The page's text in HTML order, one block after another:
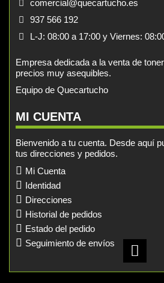
comercial@quecartucho.es
937 566 192
L-J: 08:00 a 17:00 y Viernes:
Empresa dedicada a la venta de
precios muy asequibles.
Equipo de Quecartucho
MI CUENTA
Bienvenido a tu cuenta. Desde aquí
tus direcciones y pedidos.
Mi Cuenta
Identidad
Direcciones
Historial de pedidos
Estado del pedido
Seguimiento de envíos